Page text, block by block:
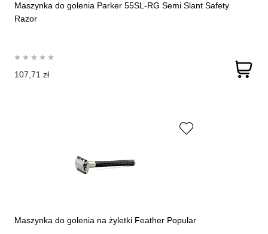
Maszynka do golenia Parker 55SL-RG Semi Slant Safety
Razor
107,71 zł
Maszynka do golenia na żyletki Feather Popular